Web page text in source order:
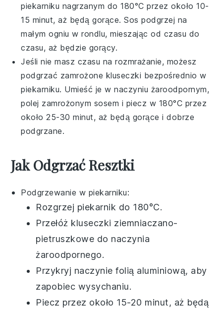
piekarniku nagrzanym do 180°C przez około 10-
15 minut, aż będą gorące. Sos podgrzej na
małym ogniu w rondlu, mieszając od czasu do
czasu, aż będzie gorący.
Jeśli nie masz czasu na rozmrażanie, możesz
podgrzać zamrożone kluseczki bezpośrednio w
piekarniku. Umieść je w naczyniu żaroodpornym,
polej zamrożonym sosem i piecz w 180°C przez
około 25-30 minut, aż będą gorące i dobrze
podgrzane.
Jak Odgrzać Resztki
Podgrzewanie w piekarniku:
Rozgrzej piekarnik do 180°C.
Przełóż kluseczki ziemniaczano-
pietruszkowe do naczynia
żaroodpornego.
Przykryj naczynie folią aluminiową, aby
zapobiec wysychaniu.
Piecz przez około 15-20 minut, aż będą